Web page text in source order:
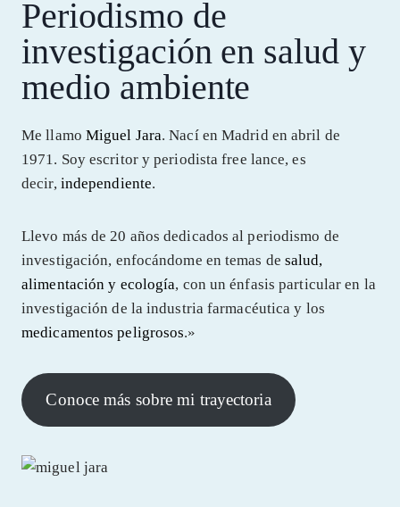
Periodismo de
investigación en salud y
medio ambiente
Me llamo Miguel Jara. Nací en Madrid en abril de
1971. Soy escritor y periodista free lance, es
decir, independiente.
Llevo más de 20 años dedicados al periodismo de
investigación, enfocándome en temas de salud,
alimentación y ecología, con un énfasis particular en la
investigación de la industria farmacéutica y los
medicamentos peligrosos.»
Conoce más sobre mi trayectoria